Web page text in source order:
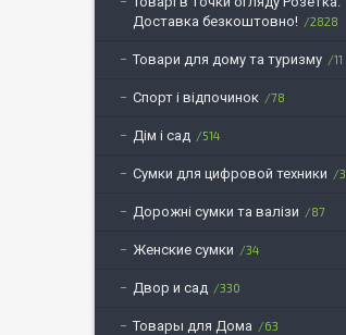
Доставка безкоштовно!
2828
Товари для дому та туризму 11
Спорт і відпочинок 78
Дім і сад 514
Сумки для цифровой техники 3
Дорожні сумки та валізи 87
Женские сумки 34
Двор и сад 330
Товары для Дома 63